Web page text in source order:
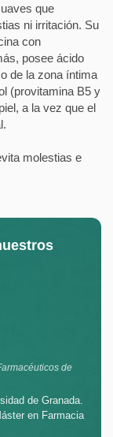
que
ni irritación. Su
con
posee ácido
de la zona íntima
(provitamina B5 y
a la vez que el
molestias e
de
de Granada.
en Farmacia